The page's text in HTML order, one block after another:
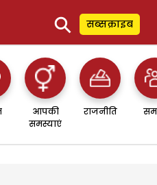
⚲ सब्सक्राइब
आपकी
समस्याएं
राजनीति